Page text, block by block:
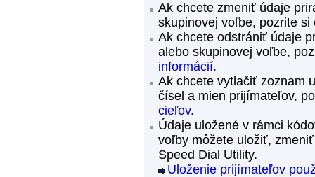
Ak chcete zmeniť údaje
skupinovej voľbe, pozrite
Ak chcete odstrániť údaje
alebo skupinovej voľbe,
informácií.
Ak chcete vytlačiť zoznam
čísel a mien prijímateľov,
cieľov.
Údaje uložené v rámci
voľby môžete uložiť,
Speed Dial Utility.
Uloženie prijímateľov